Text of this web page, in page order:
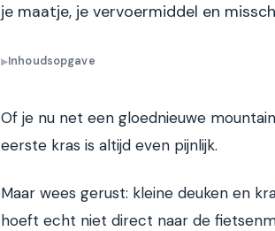
je maatje, je vervoermiddel en
▶Inhoudsopgave
Of je nu net een gloednieuwe
eerste kras is altijd even pijnlijk.
Maar wees gerust: kleine deuken en
hoeft echt niet direct naar de